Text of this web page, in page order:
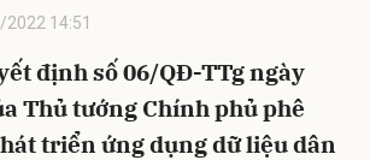
14:51
định số 06/QĐ-TTg ngày
Thủ tướng Chính phủ phê
triển ứng dụng dữ liệu dân